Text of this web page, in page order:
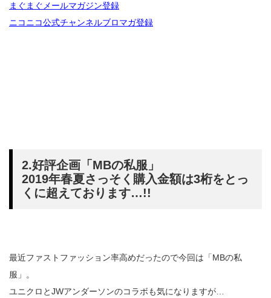
まぐまぐメールマガジン登録
ニコニコ公式チャンネルブロマガ登録
2.好評企画「MBの私服」
2019年春夏さっそく購入金額は3桁をとっ
くに超えております…!!
最近ファストファッション率高めだったので今回は「MBの私
服」。
ユニクロとJWアンダーソンのコラボも気になりますが…